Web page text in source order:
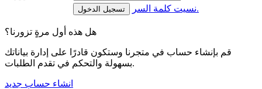
نسيت كلمة السر.
هل هذه أول مرةٍ تزورنا؟
قم بإنشاء حساب في متجرنا وستكون قادرًا على إدارة بياناتك
بسهولة والتحكم في تقدم الطلبات.
انشاء حساب جديد